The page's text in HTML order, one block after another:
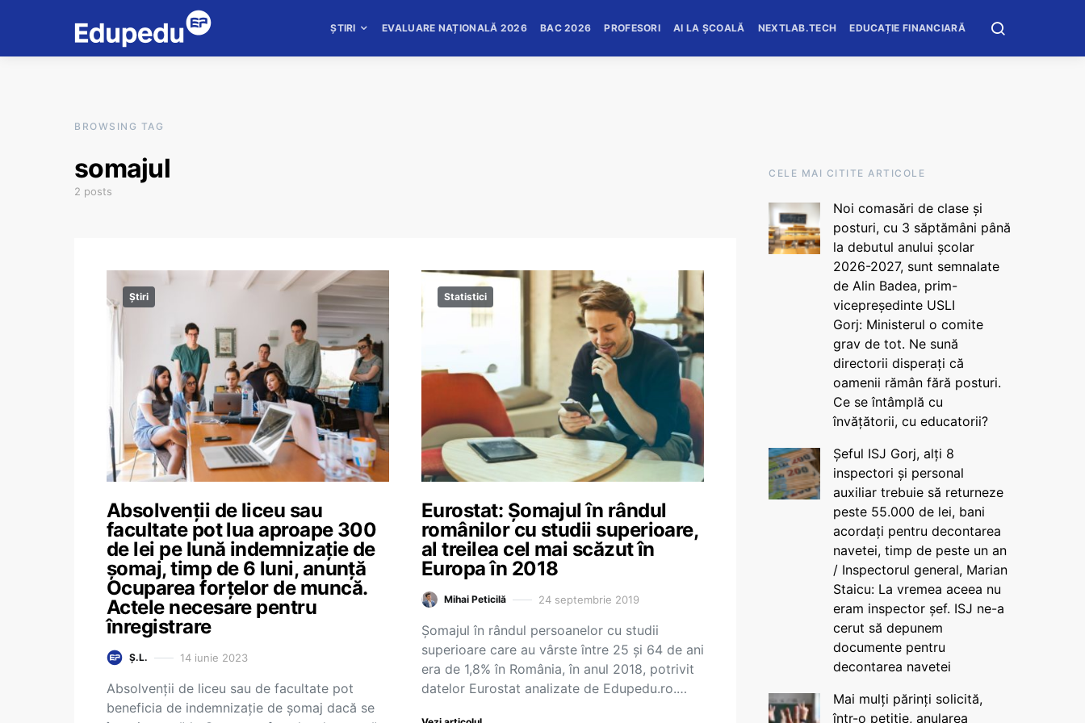
ȘTIRI EVALUARE NAȚIONALĂ 2026 BAC 2026 PROFESORI AI LA ȘCOALĂ NEXTLAB.TECH EDUCAȚIE FINANCIARĂ
BROWSING TAG
somajul
2 posts
Știri
Absolvenții de liceu sau
facultate pot lua aproape 300
de lei pe lună indemnizație de
șomaj, timp de 6 luni, anunță
Ocuparea forțelor de muncă.
Actele necesare pentru
înregistrare
Ș.L. 14 iunie 2023
Absolvenții de liceu sau de facultate pot
beneficia de indemnizație de șomaj dacă se
Statistici
Eurostat: Șomajul în rândul
românilor cu studii superioare,
al treilea cel mai scăzut în
Europa în 2018
Mihai Peticilă 24 septembrie 2019
Șomajul în rândul persoanelor cu studii
superioare care au vârste între 25 și 64 de ani
era de 1,8% în România, în anul 2018, potrivit
datelor Eurostat analizate de Edupedu.ro.…
CELE MAI CITITE ARTICOLE
Noi comasări de clase și
posturi, cu 3 săptămâni până
la debutul anului școlar
2026-2027, sunt semnalate
de Alin Badea, prim-
vicepreședinte USLI
Gorj: Ministerul o comite
grav de tot. Ne sună
directorii disperați că
oamenii rămân fără posturi.
Ce se întâmplă cu
învățătorii, cu educatorii?
Șeful ISJ Gorj, alți 8
inspectori și personal
auxiliar trebuie să returneze
peste 55.000 de lei, bani
acordați pentru decontarea
navetei, timp de peste un an
/ Inspectorul general, Marian
Staicu: La vremea aceea nu
eram inspector șef. ISJ ne-a
cerut să depunem
documente pentru
decontarea navetei
Mai mulți părinți solicită,
într-o petiție, anularea